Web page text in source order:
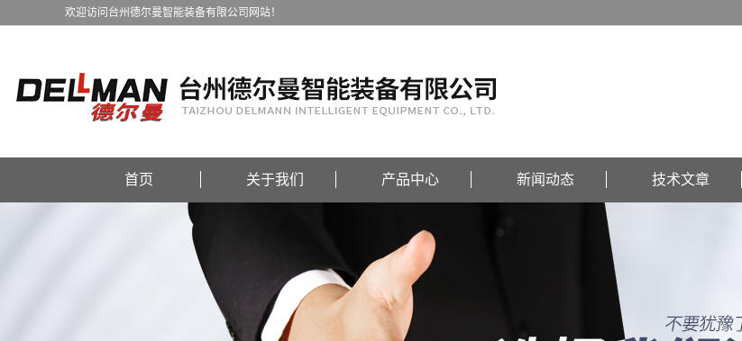
欢迎访问台州德尔曼智能装备有限公司网站！
首页 关于我们 产品中心 新闻动态 技术文章